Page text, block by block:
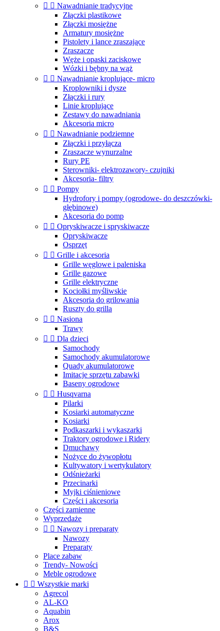
  Nawadnianie tradycyjne
Złączki plastikowe
Złączki mosiężne
Armatury mosiężne
Pistolety i lance zraszające
Zraszacze
Węże i opaski zaciskowe
Wózki i bębny na wąż
  Nawadnianie kroplujące- micro
Kroplowniki i dysze
Złączki i rury
Linie kroplujące
Zestawy do nawadniania
Akcesoria micro
  Nawadnianie podziemne
Złączki i przyłącza
Zraszacze wynurzalne
Rury PE
Sterowniki- elektrozawory- czujniki
Akcesoria- filtry
  Pompy
Hydrofory i pompy (ogrodowe- do deszczówki-
głębinowe)
Akcesoria do pomp
  Opryskiwacze i spryskiwacze
Opryskiwacze
Osprzęt
  Grille i akcesoria
Grille węglowe i paleniska
Grille gazowe
Grille elektryczne
Kociołki myśliwskie
Akcesoria do grilowania
Ruszty do grilla
  Nasiona
Trawy
  Dla dzieci
Samochody
Samochody akumulatorowe
Quady akumulatorowe
Imitacje sprzętu zabawki
Baseny ogrodowe
  Husqvarna
Pilarki
Kosiarki automatyczne
Kosiarki
Podkaszarki i wykaszarki
Traktory ogrodowe i Ridery
Dmuchawy
Nożyce do żywopłotu
Kultywatory i wertykulatory
Odśnieżarki
Przecinarki
Myjki ciśnieniowe
Części i akcesoria
Części zamienne
Wyprzedaże
  Nawozy i preparaty
Nawozy
Preparaty
Place zabaw
Trendy- Nowości
Meble ogrodowe
  Wszystkie marki
Agrecol
AL-KO
Aquabin
Arox
B&S